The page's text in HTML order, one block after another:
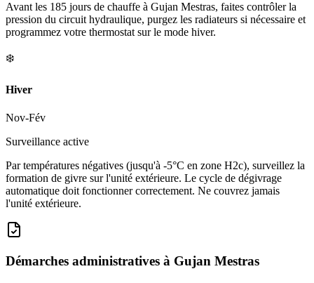
Avant les 185 jours de chauffe à Gujan Mestras, faites contrôler la
pression du circuit hydraulique, purgez les radiateurs si nécessaire et
programmez votre thermostat sur le mode hiver.
❄️
Hiver
Nov-Fév
Surveillance active
Par températures négatives (jusqu'à -5°C en zone H2c), surveillez la
formation de givre sur l'unité extérieure. Le cycle de dégivrage
automatique doit fonctionner correctement. Ne couvrez jamais
l'unité extérieure.
Démarches administratives à Gujan Mestras